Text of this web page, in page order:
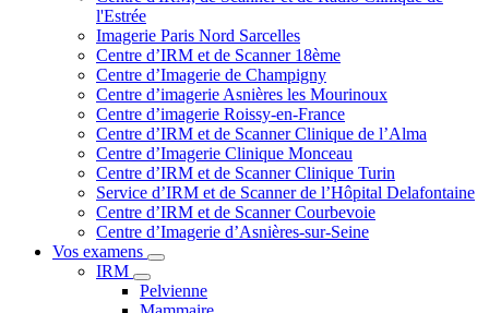
l'Estrée
Imagerie Paris Nord Sarcelles
Centre d’IRM et de Scanner 18ème
Centre d’Imagerie de Champigny
Centre d’imagerie Asnières les Mourinoux
Centre d’imagerie Roissy-en-France
Centre d’IRM et de Scanner Clinique de l’Alma
Centre d’Imagerie Clinique Monceau
Centre d’IRM et de Scanner Clinique Turin
Service d’IRM et de Scanner de l’Hôpital Delafontaine
Centre d’IRM et de Scanner Courbevoie
Centre d’Imagerie d’Asnières-sur-Seine
Vos examens
IRM
Pelvienne